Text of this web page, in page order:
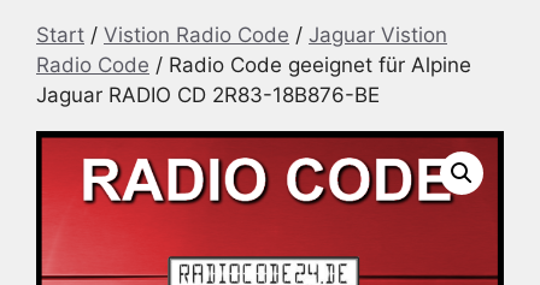
Start / Vistion Radio Code / Jaguar Vistion
Radio Code / Radio Code geeignet für Alpine
Jaguar RADIO CD 2R83-18B876-BE